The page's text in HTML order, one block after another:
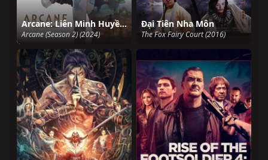
Arcane: Liên Minh Huyền Thoại (Phần 2)
Arcane (Season 2) (2024)
Đại Tiên Nha Môn
The Fox Fairy Court (2016)